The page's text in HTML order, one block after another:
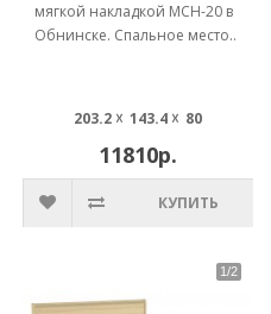
мягкой накладкой МСН-20 в
Обнинске. Спальное место..
203.2 ☓ 143.4 ☓ 80
11810р.
КУПИТЬ